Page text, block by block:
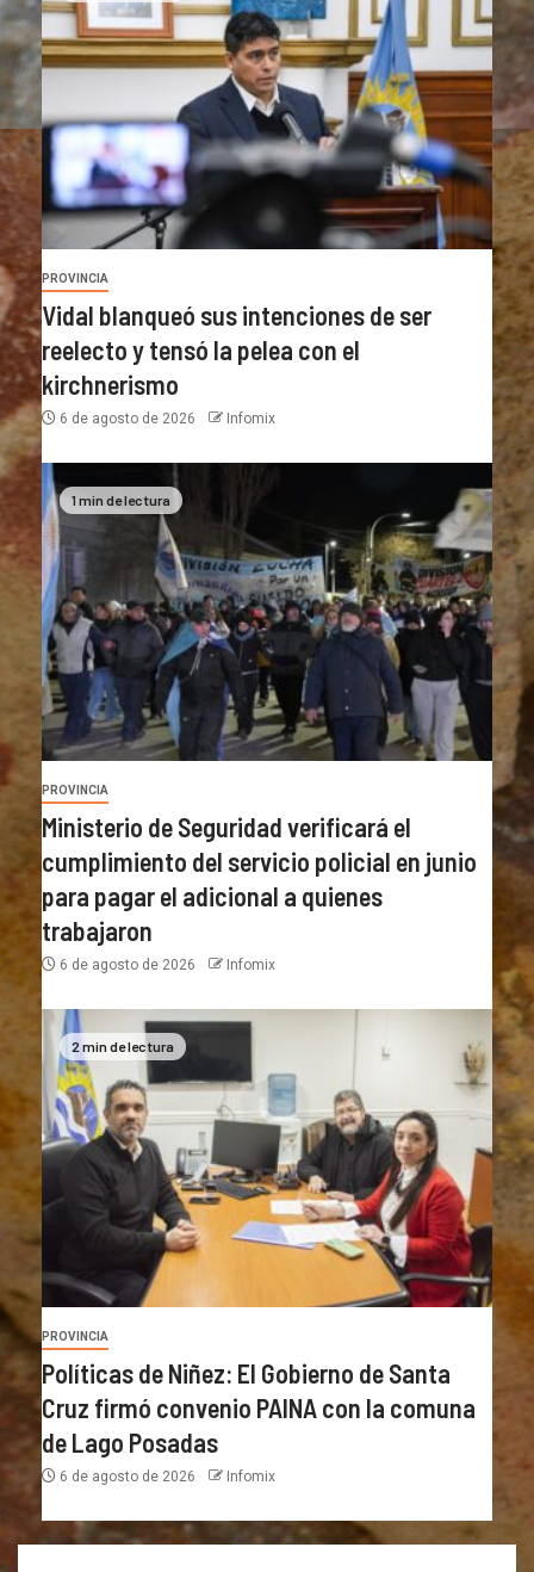
PROVINCIA
Vidal blanqueó sus intenciones de ser
reelecto y tensó la pelea con el
kirchnerismo
6 de agosto de 2026 Infomix
1 min de lectura
PROVINCIA
Ministerio de Seguridad verificará el
cumplimiento del servicio policial en junio
para pagar el adicional a quienes
trabajaron
6 de agosto de 2026 Infomix
2 min de lectura
PROVINCIA
Políticas de Niñez: El Gobierno de Santa
Cruz firmó convenio PAINA con la comuna
de Lago Posadas
6 de agosto de 2026 Infomix